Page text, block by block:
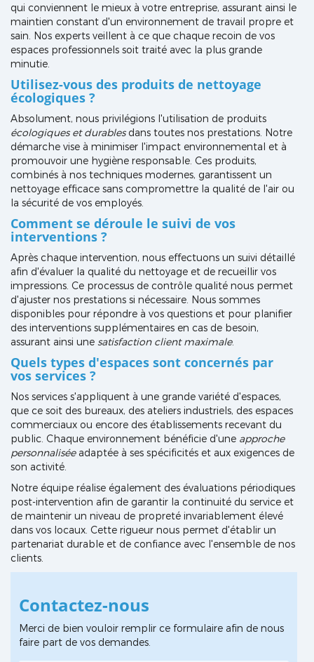
qui conviennent le mieux à votre entreprise, assurant ainsi le
maintien constant d'un environnement de travail propre et
sain. Nos experts veillent à ce que chaque recoin de vos
espaces professionnels soit traité avec la plus grande
minutie.
Utilisez-vous des produits de nettoyage
écologiques ?
Absolument, nous privilégions l'utilisation de produits
écologiques et durablesdans toutes nos prestations. Notre
démarche vise à minimiser l'impact environnemental et à
promouvoir une hygiène responsable. Ces produits,
combinés à nos techniques modernes, garantissent un
nettoyage efficace sans compromettre la qualité de l'air ou
la sécurité de vos employés.
Comment se déroule le suivi de vos
interventions ?
Après chaque intervention, nous effectuons un suivi détaillé
afin d'évaluer la qualité du nettoyage et de recueillir vos
impressions. Ce processus de contrôle qualité nous permet
d'ajuster nos prestations si nécessaire. Nous sommes
disponibles pour répondre à vos questions et pour planifier
des interventions supplémentaires en cas de besoin,
assurant ainsi une satisfaction client maximale.
Quels types d'espaces sont concernés par
vos services ?
Nos services s'appliquent à une grande variété d'espaces,
que ce soit des bureaux, des ateliers industriels, des espaces
commerciaux ou encore des établissements recevant du
public. Chaque environnement bénéficie d'une approche
personnaliséeadaptée à ses spécificités et aux exigences de
son activité.
Notre équipe réalise également des évaluations périodiques
post-intervention afin de garantir la continuité du service et
de maintenir un niveau de propreté invariablement élevé
dans vos locaux. Cette rigueur nous permet d'établir un
partenariat durable et de confiance avec l'ensemble de nos
clients.
Contactez-nous
Merci de bien vouloir remplir ce formulaire afin de nous
faire part de vos demandes.